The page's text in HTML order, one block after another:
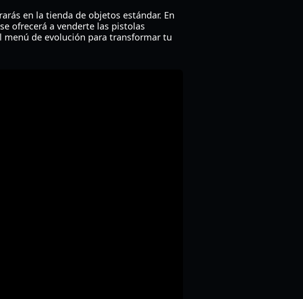
en la tienda de objetos estándar. En
ofrecerá a venderte las pistolas
menú de evolución para transformar tu